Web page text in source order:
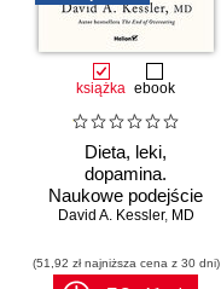
książka ebook
Dieta, leki,
dopamina.
Naukowe podejście
do uzależnienia od
GLP-1 i roli
zdrowych nawyków
David A. Kessler, MD
(51,92 zł najniższa cena z 30 dni)